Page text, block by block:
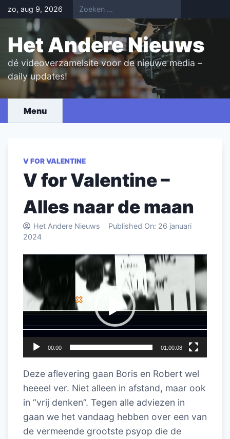
Skip
to
content
zo, aug 9, 2026
Het Andere Nieuws
dé videoverzamelsite voor de nieuwe media –
daily updates!
Menu
V FOR VALENTINE
V for Valentine –
Alles naar de maan
Het Andere Nieuws Published On: 26 januari
2024
Videospeler
00:00 01:00:08
Deze aflevering gaan Boris en Robert wel
heeeel ver. Niet alleen in afstand, maar ook
in “vrij denken”. Tegen alle adviezen in
gaan we het vandaag hebben over een van
de vermeende grootste psyop die de